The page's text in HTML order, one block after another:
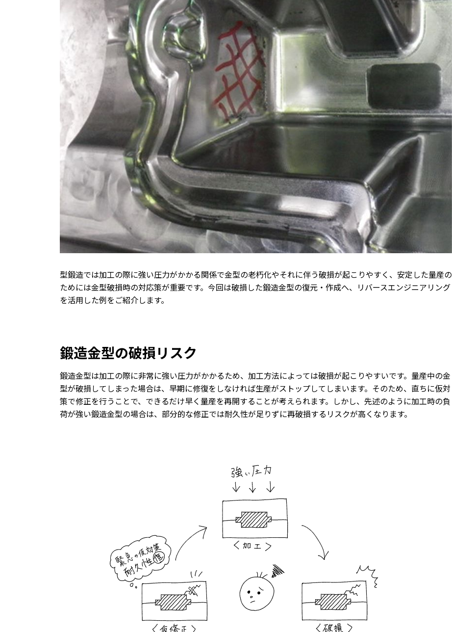
型鍛造では加工の際に強い圧力がかかる関係で金型の老朽化やそれに伴う破損が起こりやすく、安定した量産の
ためには金型破損時の対応策が重要です。今回は破損した鍛造金型の復元・作成へ、リバースエンジニアリング
を活用した例をご紹介します。
鍛造金型の破損リスク
鍛造金型は加工の際に非常に強い圧力がかかるため、加工方法によっては破損が起こりやすいです。量産中の金
型が破損してしまった場合は、早期に修復をしなければ生産がストップしてしまいます。そのため、直ちに仮対
策で修正を行うことで、できるだけ早く量産を再開することが考えられます。しかし、先述のように加工時の負
荷が強い鍛造金型の場合は、部分的な修正では耐久性が足りずに再破損するリスクが高くなります。